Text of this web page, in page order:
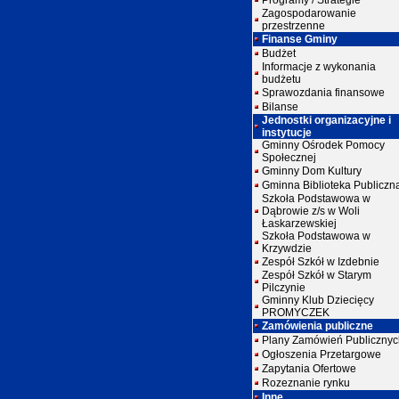
Zagospodarowanie
przestrzenne
Finanse Gminy
Budżet
Informacje z wykonania
budżetu
Sprawozdania finansowe
Bilanse
Jednostki organizacyjne i
instytucje
Gminny Ośrodek Pomocy
Społecznej
Gminny Dom Kultury
Gminna Biblioteka
Szkoła Podstawowa w
Dąbrowie z/s w Woli
Łaskarzewskiej
Szkoła Podstawowa w
Krzywdzie
Zespół Szkół w Izdebnie
Zespół Szkół w Starym
Pilczynie
Gminny Klub Dziecięcy
PROMYCZEK
Zamówienia publiczne
Plany Zamówień
Ogłoszenia Przetargowe
Zapytania Ofertowe
Rozeznanie rynku